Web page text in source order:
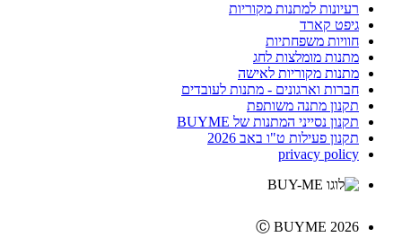
רעיונות למתנות מקוריות
גיפט קארד
חוויות משפחתיות
מתנות מומלצות לחג
מתנות מקוריות לאישה
חברות וארגונים - מתנות לעובדים
תקנון מתנה משותפת
תקנון נסייני המתנות של BUYME
תקנון פעילות ט"ו באב 2026
privacy policy
Ⓒ BUYME 2026